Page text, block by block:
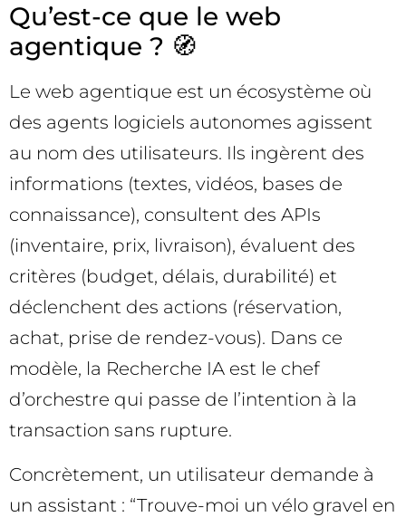
Qu’est-ce que le web
agentique ? 🧭
Le web agentique est un écosystème où
des agents logiciels autonomes agissent
au nom des utilisateurs. Ils ingèrent des
informations (textes, vidéos, bases de
connaissance), consultent des APIs
(inventaire, prix, livraison), évaluent des
critères (budget, délais, durabilité) et
déclenchent des actions (réservation,
achat, prise de rendez-vous). Dans ce
modèle, la Recherche IA est le chef
d’orchestre qui passe de l’intention à la
transaction sans rupture.
Concrètement, un utilisateur demande à
un assistant : “Trouve-moi un vélo gravel en